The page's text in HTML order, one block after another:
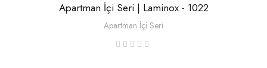
Apartman İçi Seri | Laminox - 1022
Apartman İçi Seri